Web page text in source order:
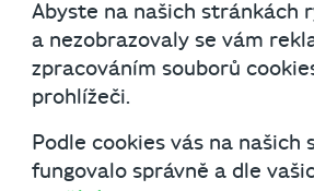
vám
vydělávalo
Abyste na našich stránkách
a nezobrazovaly se vám
zpracováním souborů
prohlížeči.
Podle cookies vás na
fungovalo správně a dle